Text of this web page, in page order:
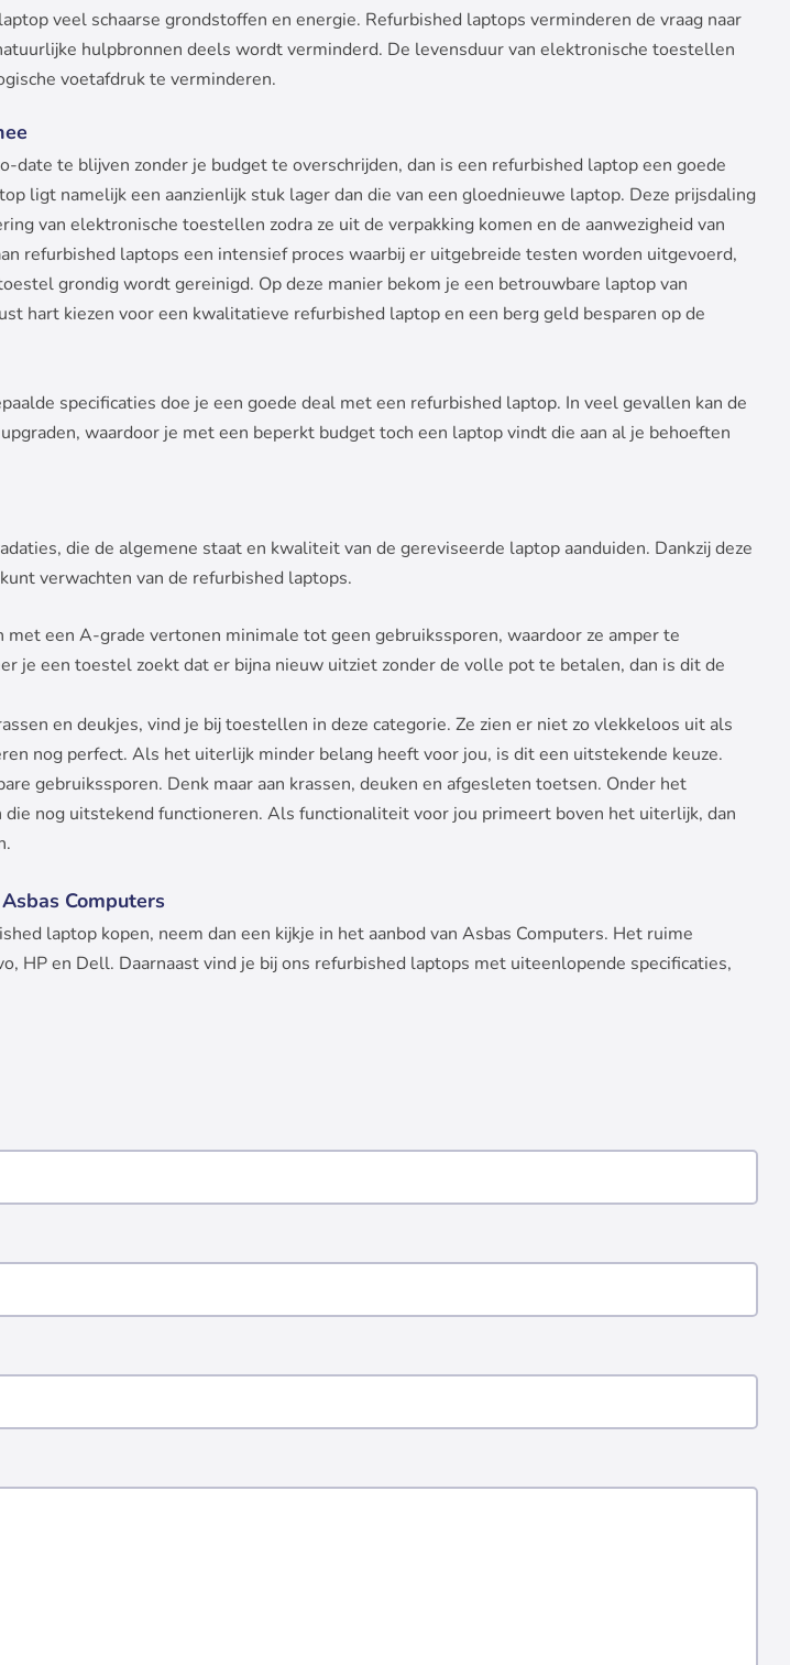
veel schaarse grondstoffen en energie. Refurbished laptops verminderen de vraag naar
hulpbronnen deels wordt verminderd. De levensduur van elektronische toestellen
voetafdruk te verminderen.
te blijven zonder je budget te overschrijden, dan is een refurbished laptop een goede
ligt namelijk een aanzienlijk stuk lager dan die van een gloednieuwe laptop. Deze prijsdaling
van elektronische toestellen zodra ze uit de verpakking komen en de aanwezigheid van
refurbished laptops een intensief proces waarbij er uitgebreide testen worden uitgevoerd,
grondig wordt gereinigd. Op deze manier bekom je een betrouwbare laptop van
hart kiezen voor een kwalitatieve refurbished laptop en een berg geld besparen op de
specificaties doe je een goede deal met een refurbished laptop. In veel gevallen kan de
waardoor je met een beperkt budget toch een laptop vindt die aan al je behoeften
die de algemene staat en kwaliteit van de gereviseerde laptop aanduiden. Dankzij deze
verwachten van de refurbished laptops.
een A-grade vertonen minimale tot geen gebruikssporen, waardoor ze amper te
je een toestel zoekt dat er bijna nieuw uitziet zonder de volle pot te betalen, dan is dit de
en deukjes, vind je bij toestellen in deze categorie. Ze zien er niet zo vlekkeloos uit als
nog perfect. Als het uiterlijk minder belang heeft voor jou, is dit een uitstekende keuze.
gebruikssporen. Denk maar aan krassen, deuken en afgesleten toetsen. Onder het
nog uitstekend functioneren. Als functionaliteit voor jou primeert boven het uiterlijk, dan
Computers
laptop kopen, neem dan een kijkje in het aanbod van Asbas Computers. Het ruime
HP en Dell. Daarnaast vind je bij ons refurbished laptops met uiteenlopende specificaties,